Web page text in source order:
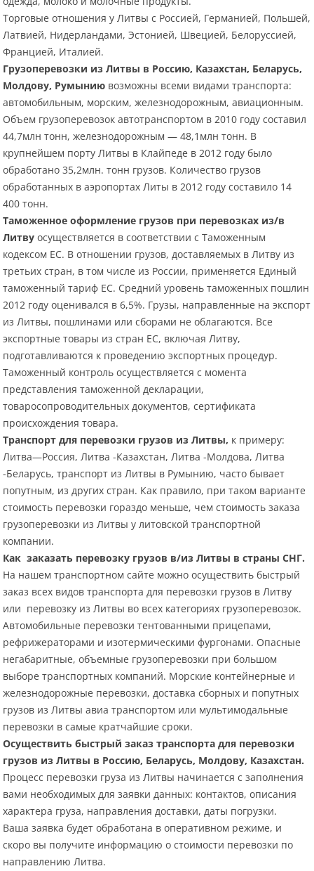
Торговые отношения у Литвы с Россией, Германией, Польшей,
Латвией, Нидерландами, Эстонией, Швецией, Белоруссией,
Францией, Италией.
Грузоперевозки из Литвы в Россию, Казахстан, Беларусь,
Молдову, Румынию возможны всеми видами транспорта:
автомобильным, морским, железнодорожным, авиационным.
Объем грузоперевозок автотранспортом в 2010 году составил
44,7млн тонн, железнодорожным — 48,1млн тонн. В
крупнейшем порту Литвы в Клайпеде в 2012 году было
обработано 35,2млн. тонн грузов. Количество грузов
обработанных в аэропортах Литы в 2012 году составило 14
400 тонн.
Таможенное оформление грузов при перевозках из/в
Литву осуществляется в соответствии с Таможенным
кодексом ЕС. В отношении грузов, доставляемых в Литву из
третьих стран, в том числе из России, применяется Единый
таможенный тариф ЕС. Средний уровень таможенных пошлин
2012 году оценивался в 6,5%. Грузы, направленные на экспорт
из Литвы, пошлинами или сборами не облагаются. Все
экспортные товары из стран ЕС, включая Литву,
подготавливаются к проведению экспортных процедур.
Таможенный контроль осуществляется с момента
представления таможенной декларации,
товаросопроводительных документов, сертификата
происхождения товара.
Транспорт для перевозки грузов из Литвы, к примеру:
Литва—Россия, Литва -Казахстан, Литва -Молдова, Литва
-Беларусь, транспорт из Литвы в Румынию, часто бывает
попутным, из других стран. Как правило, при таком варианте
стоимость перевозки гораздо меньше, чем стоимость заказа
грузоперевозки из Литвы у литовской транспортной
компании.
Как заказать перевозку грузов в/из Литвы в страны СНГ.
На нашем транспортном сайте можно осуществить быстрый
заказ всех видов транспорта для перевозки грузов в Литву
или перевозку из Литвы во всех категориях грузоперевозок.
Автомобильные перевозки тентованными прицепами,
рефрижераторами и изотермическими фургонами. Опасные
негабаритные, объемные грузоперевозки при большом
выборе транспортных компаний. Морские контейнерные и
железнодорожные перевозки, доставка сборных и попутных
грузов из Литвы авиа транспортом или мультимодальные
перевозки в самые кратчайшие сроки.
Осуществить быстрый заказ транспорта для перевозки
грузов из Литвы в Россию, Беларусь, Молдову, Казахстан.
Процесс перевозки груза из Литвы начинается с заполнения
вами необходимых для заявки данных: контактов, описания
характера груза, направления доставки, даты погрузки.
Ваша заявка будет обработана в оперативном режиме, и
скоро вы получите информацию о стоимости перевозки по
направлению Литва.